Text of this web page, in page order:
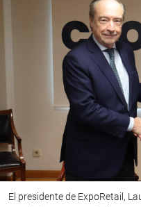
El presidente de ExpoRetail,